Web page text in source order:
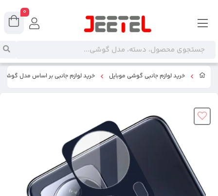
خرید لوازم جانبی گوشی موبایل خرید لوازم جانبی بر اساس مدل گوشی
0